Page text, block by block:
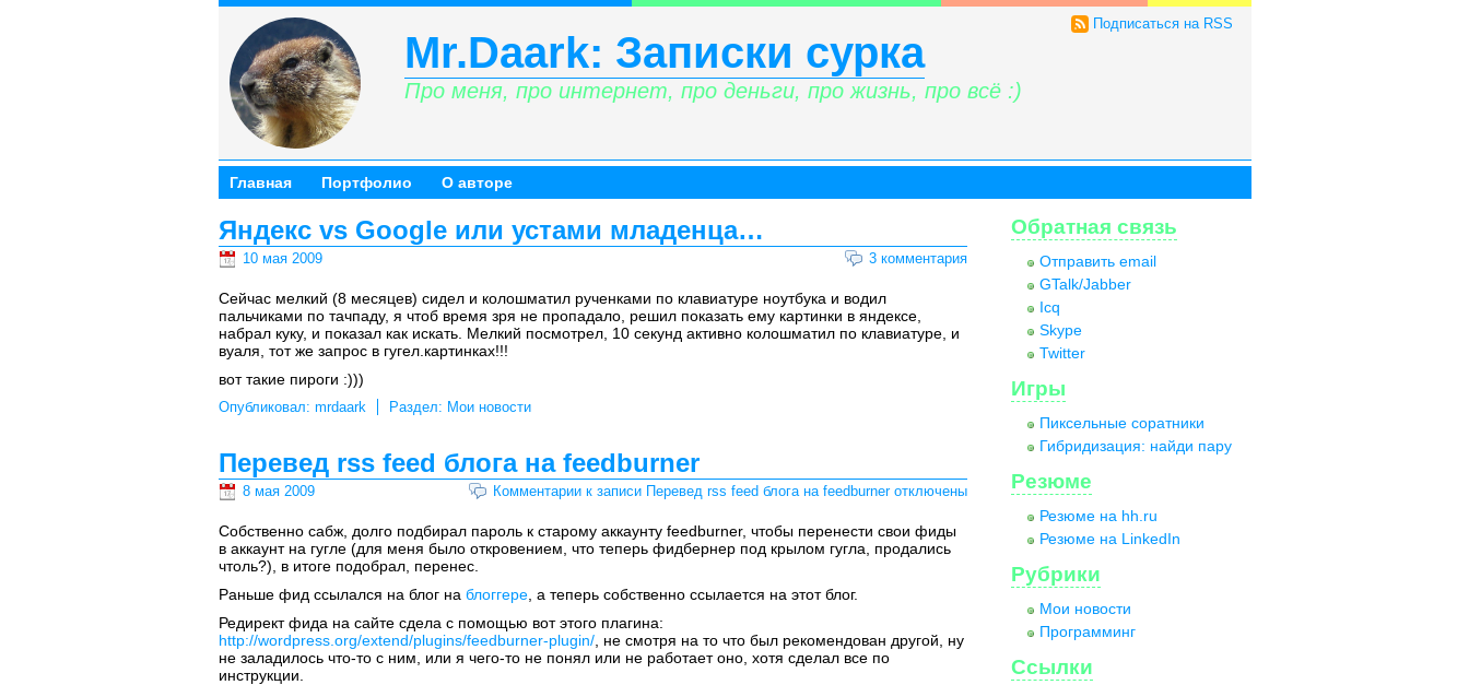
Mr.Daark: Записки сурка
Про меня, про интернет, про деньги, про жизнь, про всё :)
Подписаться на RSS
Главная Портфолио О авторе
Яндекс vs Google или устами младенца…
10 мая 2009 3 комментария
Сейчас мелкий (8 месяцев) сидел и колошматил рученками по клавиатуре ноутбука и водил
пальчиками по тачпаду, я чтоб время зря не пропадало, решил показать ему картинки в яндексе,
набрал куку, и показал как искать. Мелкий посмотрел, 10 секунд активно колошматил по клавиатуре, и
вуаля, тот же запрос в гугел.картинках!!!
вот такие пироги :)))
Опубликовал: mrdaark Раздел: Мои новости
Перевед rss feed блога на feedburner
8 мая 2009 Комментариик записи Перевед rss feed блога на feedburnerотключены
Собственно сабж, долго подбирал пароль к старому аккаунту feedburner, чтобы перенести свои фиды
в аккаунт на гугле (для меня было откровением, что теперь фидбернер под крылом гугла, продались
чтоль?), в итоге подобрал, перенес.
Раньше фид ссылался на блог на блоггере, а теперь собственно ссылается на этот блог.
Редирект фида на сайте сдела с помощью вот этого плагина:
http://wordpress.org/extend/plugins/feedburner-plugin/, не смотря на то что был рекомендован другой, ну
не заладилось что-то с ним, или я чего-то не понял или не работает оно, хотя сделал все по
инструкции.
Обратная связь
Отправить email
GTalk/Jabber
Icq
Skype
Twitter
Игры
Пиксельные соратники
Гибридизация: найди пару
Резюме
Резюме на hh.ru
Резюме на LinkedIn
Рубрики
Мои новости
Программинг
Ссылки